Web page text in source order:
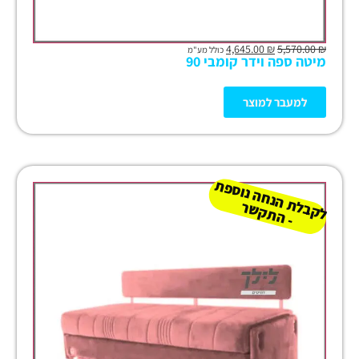
₪
5,570.00
₪ כולל מע"מ
מיטה ספה וידר קומבי 90
למעבר למוצר
ל
ק
ב
ל
ת
הנ
ח
ה נו
ס
פ
ת
-
ה
ת
ק
ש
ר